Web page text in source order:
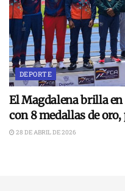
DEPORTE
El Magdalena brilla
con 8 medallas de
28 DE ABRIL DE 2026